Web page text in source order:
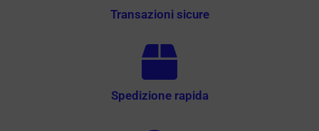
Transazioni sicure
Spedizione rapida